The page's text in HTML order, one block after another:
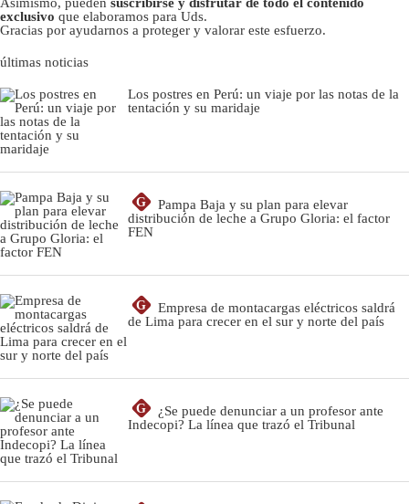
exclusivo que elaboramos para Uds.
Gracias por ayudarnos a proteger y valorar este esfuerzo.
últimas noticias
Los postres en Perú: un viaje por las notas de la
tentación y su maridaje
G
Pampa Baja y su plan para elevar
distribución de leche a Grupo Gloria: el factor
FEN
G
Empresa de montacargas eléctricos saldrá
de Lima para crecer en el sur y norte del país
G
¿Se puede denunciar a un profesor ante
Indecopi? La línea que trazó el Tribunal